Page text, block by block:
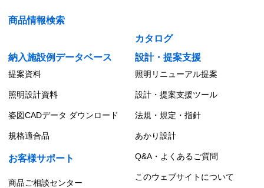
商品情報検索
カタログ
納入施設例データベース
設計・提案支援
提案資料 照明リニューアル提案
照明設計資料 設計・提案支援ツール
姿図CADデータ ダウンロード 法規・規定・指針
規格適合品 あかり設計
お客様サポート Q&A・よくあるご質問
商品ご相談センター
このウェブサイトについて